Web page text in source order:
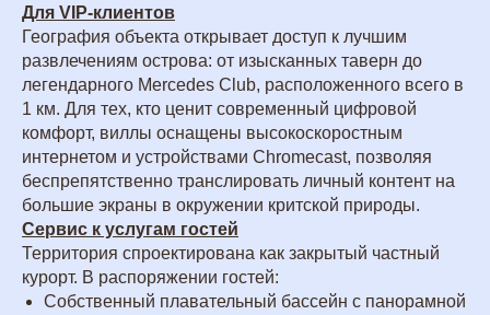
Для VIP-клиентов
География объекта открывает доступ к лучшим
развлечениям острова: от изысканных таверн до
легендарного Mercedes Club, расположенного всего в
1 км. Для тех, кто ценит современный цифровой
комфорт, виллы оснащены высокоскоростным
интернетом и устройствами Chromecast, позволяя
беспрепятственно транслировать личный контент на
большие экраны в окружении критской природы.
Сервис к услугам гостей
Территория спроектирована как закрытый частный
курорт. В распоряжении гостей:
Собственный плавательный бассейн с панорамной